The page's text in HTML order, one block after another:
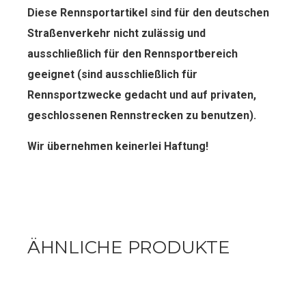
Diese Rennsportartikel sind für den deut­schen
Straßenverkehr nicht zulässig und
ausschließlich für den Rennsportbereich
geeignet (sind ausschließlich für
Rennsportzwecke gedacht und auf privaten,
geschlossenen Rennstrecken zu benutzen).
Wir übernehmen keinerlei Haftung!
ÄHNLICHE PRODUKTE